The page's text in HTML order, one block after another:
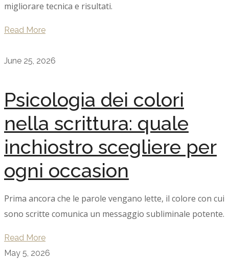
migliorare tecnica e risultati.
Read More
June 25, 2026
Psicologia dei colori
nella scrittura: quale
inchiostro scegliere per
ogni occasion
Prima ancora che le parole vengano lette, il colore con cui
sono scritte comunica un messaggio subliminale potente.
Read More
May 5, 2026